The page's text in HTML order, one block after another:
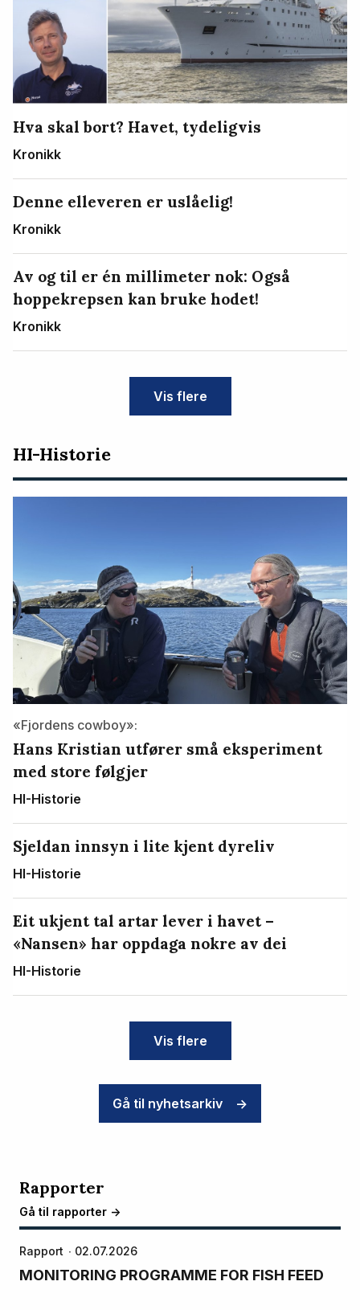
Hva skal bort? Havet, tydeligvis
Kronikk
Denne elleveren er uslåelig!
Kronikk
Av og til er én millimeter nok: Også
hoppekrepsen kan bruke hodet!
Kronikk
Vis flere
HI-Historie
«Fjordens cowboy»:
Hans Kristian utfører små eksperiment
med store følgjer
HI-Historie
Sjeldan innsyn i lite kjent dyreliv
HI-Historie
Eit ukjent tal artar lever i havet –
«Nansen» har oppdaga nokre av dei
HI-Historie
Vis flere
Gå til nyhetsarkiv ->
Rapporter
Gå til rapporter ->
Rapport 02.07.2026
MONITORING PROGRAMME FOR FISH FEED